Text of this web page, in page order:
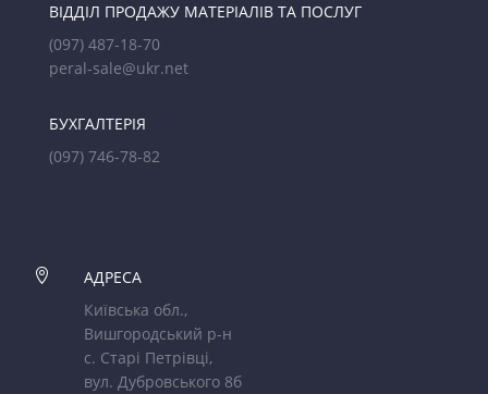
ВІДДІЛ ПРОДАЖУ МАТЕРІАЛІВ ТА ПОСЛУГ
(097) 487-18-70
peral-sale@ukr.net
БУХГАЛТЕРІЯ
(097) 746-78-82

АДРЕСА
Київська обл.,
Вишгородський р-н
с. Старі Петрівці,
вул. Дубровського 8б